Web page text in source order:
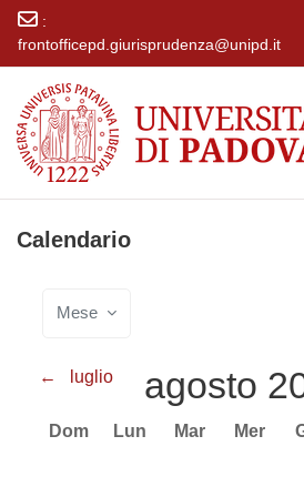
:
frontofficepd.giurisprudenza@unipd.it
Calendario
Mese
← luglio agosto
Domenica
Dom Lunedi
Lun Martedì
Mar Mer